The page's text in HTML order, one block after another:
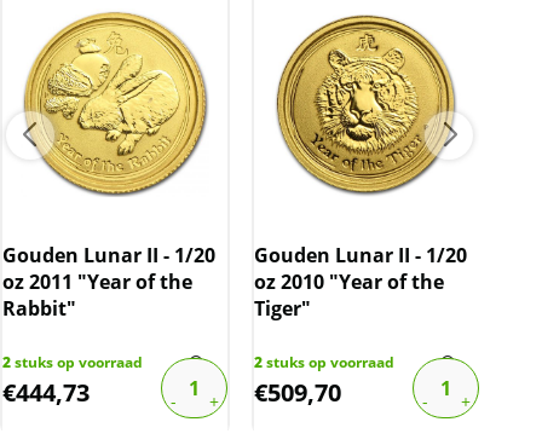
Gouden Lunar II - 1/20
oz 2011 "Year of the
Rabbit"
2stuks op voorraad
€444,73
Gouden Lunar II - 1/20
oz 2010 "Year of the
Tiger"
2stuks op voorraad
€509,70